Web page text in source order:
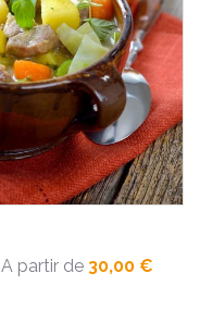
A partir de 30,00 €